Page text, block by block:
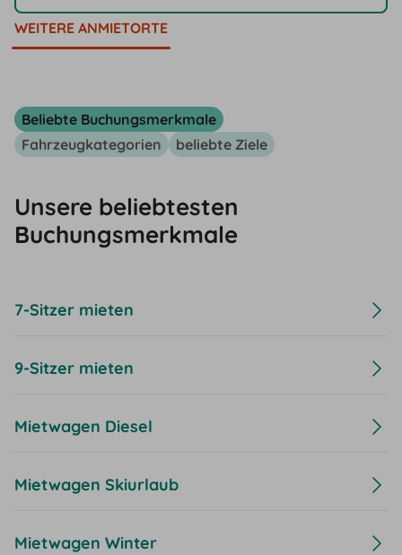
WEITERE ANMIETORTE
Beliebte Buchungsmerkmale
Fahrzeugkategorien
beliebte Ziele
Unsere beliebtesten
Buchungsmerkmale
7-Sitzer mieten
9-Sitzer mieten
Mietwagen Diesel
Mietwagen Skiurlaub
Mietwagen Winter